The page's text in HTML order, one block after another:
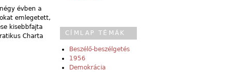
évben a
emlegetett,
kisebbfajta
Charta
CÍMLAP TÉMÁK
Beszélő-beszélgetés
1956
Demokrácia